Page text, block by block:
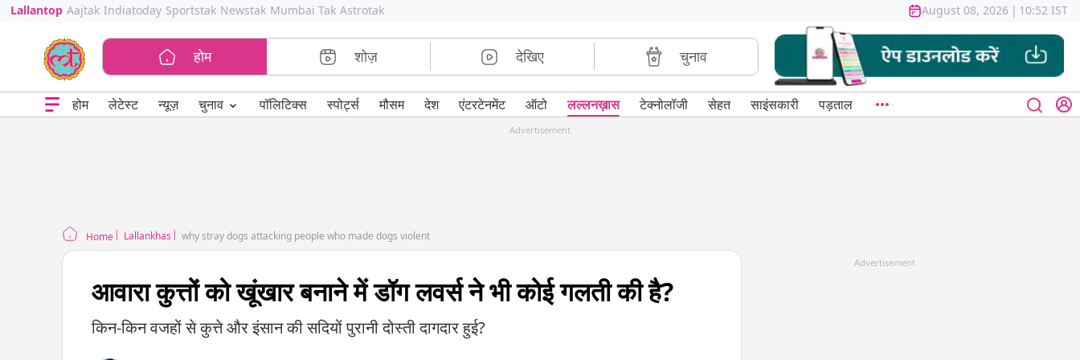
Lallantop Aajtak Indiatoday Sportstak Newstak Mumbai Tak Astrotak August 08, 2026 | 10:52 IST
होम शोज़ देखिए चुनाव
होम लेटेस्ट न्यूज़ चुनाव ⌄ पॉलिटिक्स स्पोर्ट्स मौसम देश एंटरटेनमेंट ऑटो लल्लनख़ास टेक्नोलॉजी सेहत साइंसकारी पड़ताल
Advertisement
Home Lallankhas why stray dogs attacking people who made dogs violent
आवारा कुत्तों को खूंखार बनाने में डॉग लवर्स ने भी कोई गलती की है?
किन-किन वजहों से कुत्ते और इंसान की सदियों पुरानी दोस्ती दागदार हुई?
Advertisement